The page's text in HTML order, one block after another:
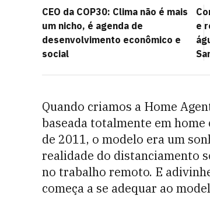
CEO da COP30: Clima não é mais
um nicho, é agenda de
desenvolvimento econômico e
social
e
Quando criamos a Home
baseada totalmente em home
de 2011, o modelo era um
realidade do distanciamento
no trabalho remoto. E
começa a se adequar ao